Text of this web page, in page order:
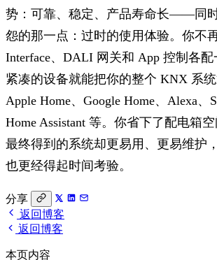
势：可靠、稳定、产品寿命长——同
怨的那一点：过时的使用体验。你不
Interface、DALI 网关和 App 控制各
紧凑的设备就能把你的整个 KNX 系
Apple Home、Google Home、Alexa、
Home Assistant 等。你省下了配电箱
最终得到的系统却更易用、更易维护
也更经得起时间考验。
分享
返回博客
返回博客
本页内容